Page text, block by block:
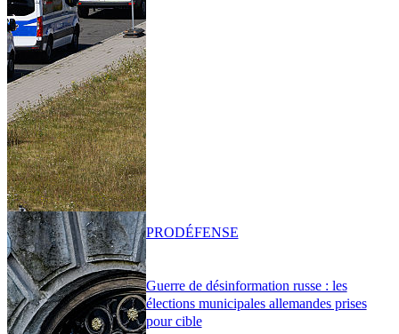
Guerre de désinformation russe : les
élections municipales allemandes prises
pour cible
PRODÉFENSE